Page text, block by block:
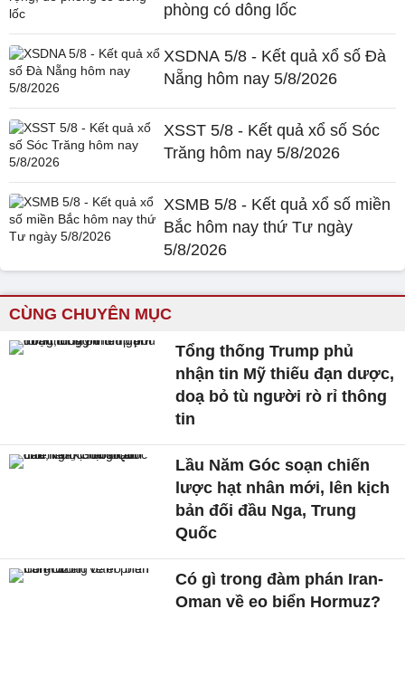
phòng có dông lốc
XSDNA 5/8 - Kết quả xổ số Đà
Nẵng hôm nay 5/8/2026
XSST 5/8 - Kết quả xổ số Sóc
Trăng hôm nay 5/8/2026
XSMB 5/8 - Kết quả xổ số miền
Bắc hôm nay thứ Tư ngày
5/8/2026
CÙNG CHUYÊN MỤC
Tổng thống Trump phủ
nhận tin Mỹ thiếu đạn dược,
doạ bỏ tù người rò rỉ thông
tin
Lầu Năm Góc soạn chiến
lược hạt nhân mới, lên kịch
bản đối đầu Nga, Trung
Quốc
Có gì trong đàm phán Iran-
Oman về eo biển Hormuz?